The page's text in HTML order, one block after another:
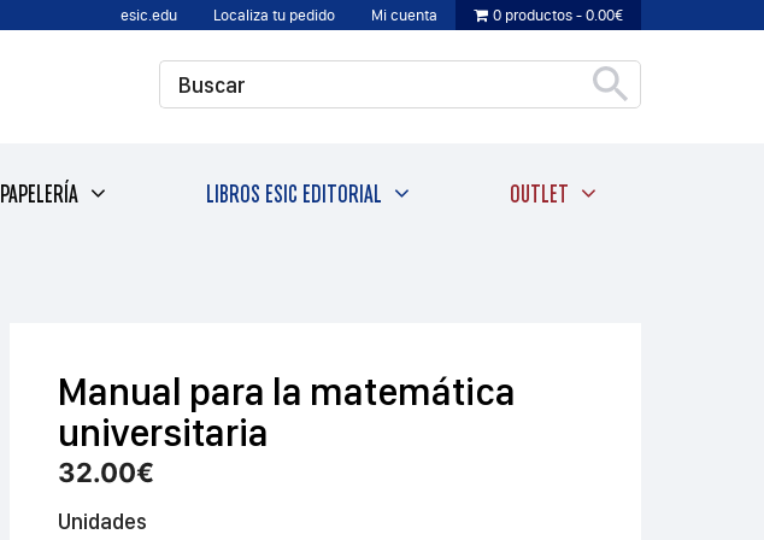
esic.edu Localiza tu pedido Mi cuenta 0 productos 0.00€
PAPELERÍA LIBROS ESIC EDITORIAL OUTLET
Manual para la matemática
universitaria
32.00€
Unidades